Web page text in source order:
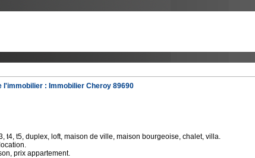
l'immobilier : Immobilier Cheroy 89690
t4, t5, duplex, loft, maison de ville, maison bourgeoise, chalet, villa.
prix appartement.